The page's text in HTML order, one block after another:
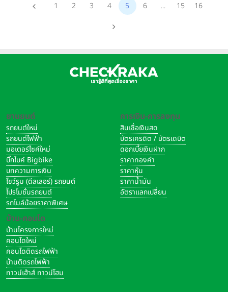
1 2 3 4 5 6 ... 15 16
ยานยนต์
รถยนต์ใหม่
รถยนต์ไฟฟ้า
มอเตอร์ไซค์ใหม่
บิ๊กไบค์ Bigbike
บทความการเงิน
โชว์รูม (ดีลเลอร์) รถยนต์
โปรโมชั่นรถยนต์
รถไมล์น้อยราคาพิเศษ
บ้าน-คอนโด
บ้านโครงการใหม่
คอนโดใหม่
คอนโดติดรถไฟฟ้า
บ้านติดรถไฟฟ้า
ทาวน์เฮ้าส์ ทาวน์โฮม
การเงิน-การลงทุน
สินเชื่อเงินสด
บัตรเครดิต / บัตรเดบิต
ดอกเบี้ยเงินฝาก
ราคาทองคำ
ราคาหุ้น
ราคาน้ำมัน
อัตราแลกเปลี่ยน